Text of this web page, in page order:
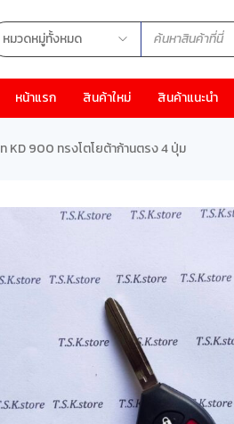
หน้าแรก สินค้าใหม่ สินค้าแนะนำ
KD 900 ทรงโตโยต้าก้านตรง 4 ปุ่ม